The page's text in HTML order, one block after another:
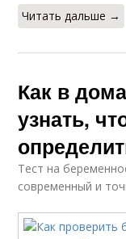
Читать дальше →
Как в
узнать,
Тест на
современный и